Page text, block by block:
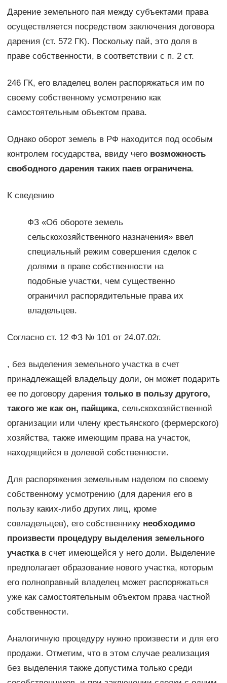
Дарение земельного пая между субъектами права
осуществляется посредством заключения договора
дарения (ст. 572 ГК). Поскольку пай, это доля в
праве собственности, в соответствии с п. 2 ст.
246 ГК, его владелец волен распоряжаться им по
своему собственному усмотрению как
самостоятельным объектом права.
Однако оборот земель в РФ находится под особым
контролем государства, ввиду чего возможность
свободного дарения таких паев ограничена.
К сведению
ФЗ «Об обороте земель
сельскохозяйственного назначения» ввел
специальный режим совершения сделок с
долями в праве собственности на
подобные участки, чем существенно
ограничил распорядительные права их
владельцев.
Согласно ст. 12 ФЗ № 101 от 24.07.02г.
, без выделения земельного участка в счет
принадлежащей владельцу доли, он может подарить
ее по договору дарения только в пользу другого,
такого же как он, пайщика, сельскохозяйственной
организации или члену крестьянского (фермерского)
хозяйства, также имеющим права на участок,
находящийся в долевой собственности.
Для распоряжения земельным наделом по своему
собственному усмотрению (для дарения его в
пользу каких-либо других лиц, кроме
совладельцев), его собственнику необходимо
произвести процедуру выделения земельного
участкав счет имеющейся у него доли. Выделение
предполагает образование нового участка, которым
его полноправный владелец может распоряжаться
уже как самостоятельным объектом права частной
собственности.
Аналогичную процедуру нужно произвести и для его
продажи. Отметим, что в этом случае реализация
без выделения также допустима только среди